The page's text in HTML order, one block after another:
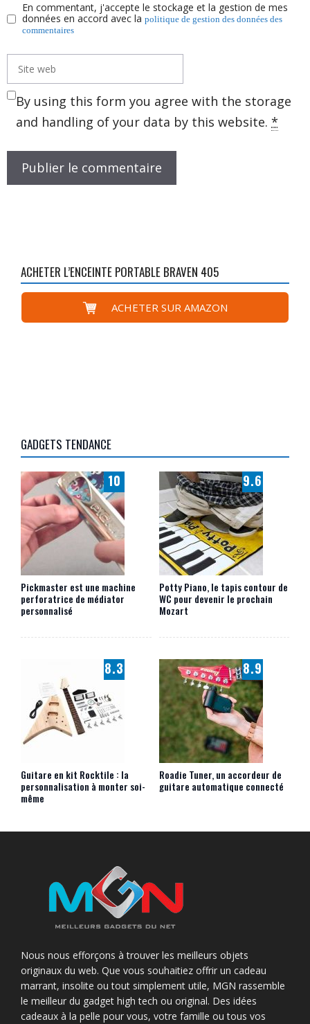
En commentant, j'accepte le stockage et la gestion de mes
données en accord avec la politique de gestion des données des
commentaires
Site
web
By using this form you agree with the storage
and handling of your data by this website. *
ACHETER L’ENCEINTE PORTABLE BRAVEN 405
ACHETER SUR AMAZON
GADGETS TENDANCE
10
Pickmaster est une machine
perforatrice de médiator
personnalisé
9.6
Potty Piano, le tapis contour de
WC pour devenir le prochain
Mozart
8.3
Guitare en kit Rocktile : la
personnalisation à monter soi-
même
8.9
Roadie Tuner, un accordeur de
guitare automatique connecté
Nous nous efforçons à trouver les meilleurs objets
originaux du web. Que vous souhaitiez offrir un cadeau
marrant, insolite ou tout simplement utile, MGN rassemble
le meilleur du gadget high tech ou original. Des idées
cadeaux à la pelle pour vous, votre famille ou tous vos